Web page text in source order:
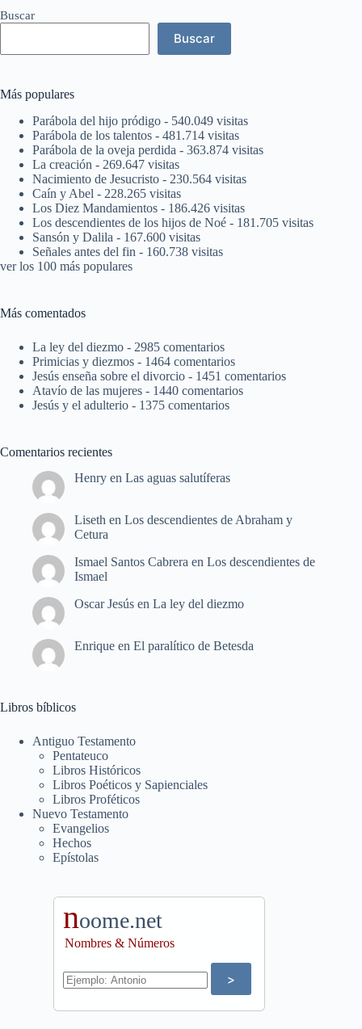
Buscar
Buscar
Más populares
Parábola del hijo pródigo - 540.049 visitas
Parábola de los talentos - 481.714 visitas
Parábola de la oveja perdida - 363.874 visitas
La creación - 269.647 visitas
Nacimiento de Jesucristo - 230.564 visitas
Caín y Abel - 228.265 visitas
Los Diez Mandamientos - 186.426 visitas
Los descendientes de los hijos de Noé - 181.705 visitas
Sansón y Dalila - 167.600 visitas
Señales antes del fin - 160.738 visitas
ver los 100 más populares
Más comentados
La ley del diezmo - 2985 comentarios
Primicias y diezmos - 1464 comentarios
Jesús enseña sobre el divorcio - 1451 comentarios
Atavío de las mujeres - 1440 comentarios
Jesús y el adulterio - 1375 comentarios
Comentarios recientes
Henry en Las aguas salutíferas
Liseth en Los descendientes de Abraham y
Cetura
Ismael Santos Cabrera en Los descendientes de
Ismael
Oscar Jesús en La ley del diezmo
Enrique en El paralítico de Betesda
Libros bíblicos
Antiguo Testamento
Pentateuco
Libros Históricos
Libros Poéticos y Sapienciales
Libros Proféticos
Nuevo Testamento
Evangelios
Hechos
Epístolas
noome.net
Nombres & Números